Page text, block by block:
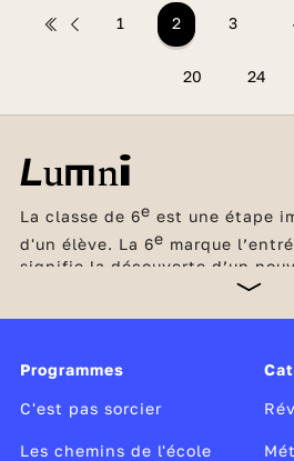
1 2 3
20 24
La classe de 6e est une étape
d'un élève. La 6e marque
signifie la découverte d’un
d’une nouvelle organisation
préparés à ce changement dès
consolidation, le cycle 3, c’est-
en CM2.
Programmes
C'est pas sorcier
Les chemins de l'école